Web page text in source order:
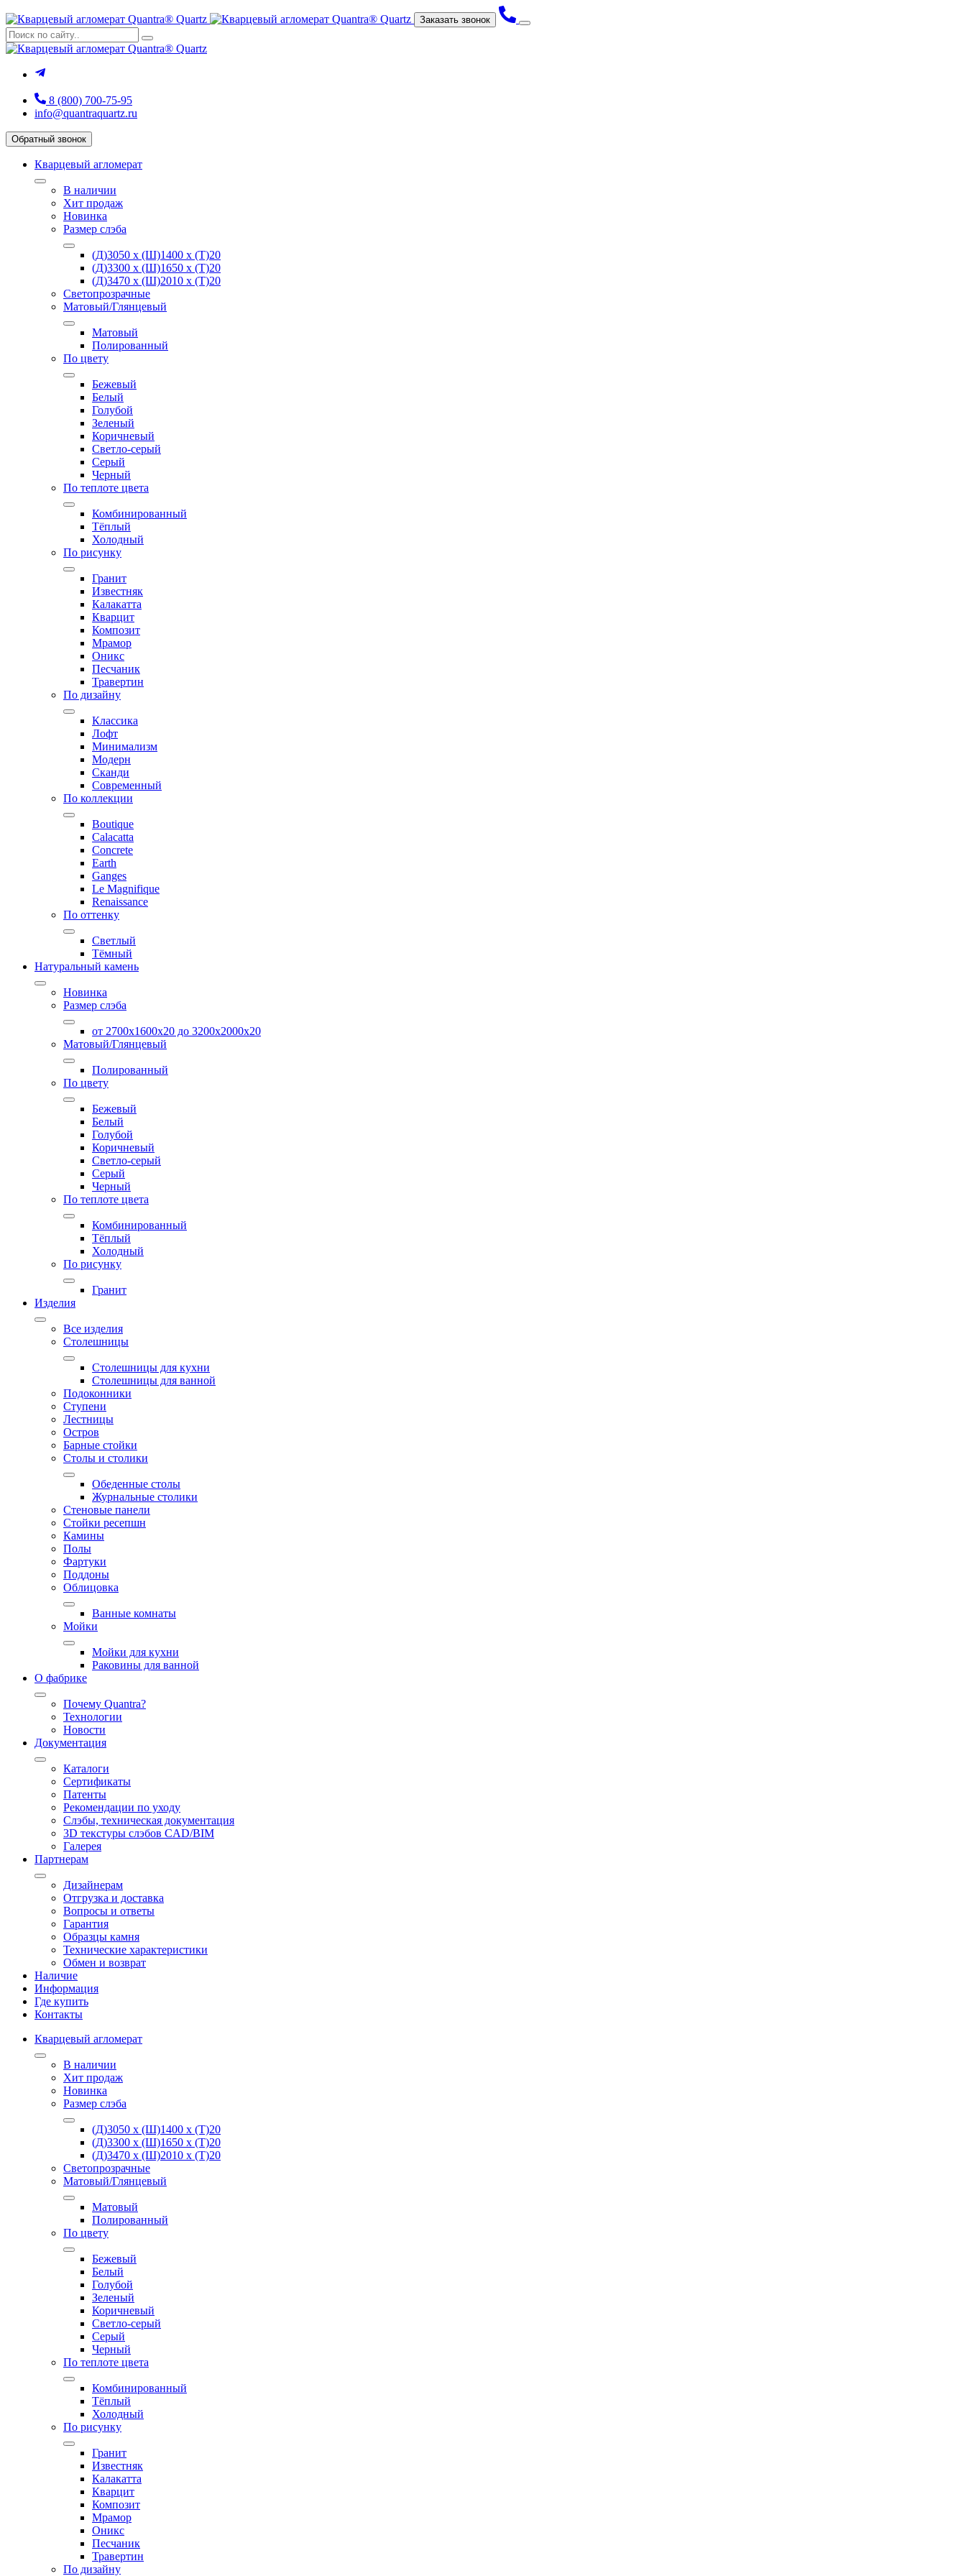
Заказать звонок
8 (800) 700-75-95
info@quantraquartz.ru
Обратный звонок
Кварцевый агломерат
В наличии
Хит продаж
Новинка
Размер слэба
(Д)3050 х (Ш)1400 х (Т)20
(Д)3300 х (Ш)1650 х (Т)20
(Д)3470 х (Ш)2010 х (Т)20
Светопрозрачные
Матовый/Глянцевый
Матовый
Полированный
По цвету
Бежевый
Белый
Голубой
Зеленый
Коричневый
Светло-серый
Серый
Черный
По теплоте цвета
Комбинированный
Тёплый
Холодный
По рисунку
Гранит
Известняк
Калакатта
Кварцит
Композит
Мрамор
Оникс
Песчаник
Травертин
По дизайну
Классика
Лофт
Минимализм
Модерн
Сканди
Современный
По коллекции
Boutique
Calacatta
Concrete
Earth
Ganges
Le Magnifique
Renaissance
По оттенку
Светлый
Тёмный
Натуральный камень
Новинка
Размер слэба
от 2700х1600х20 до 3200x2000х20
Матовый/Глянцевый
Полированный
По цвету
Бежевый
Белый
Голубой
Коричневый
Светло-серый
Серый
Черный
По теплоте цвета
Комбинированный
Тёплый
Холодный
По рисунку
Гранит
Изделия
Все изделия
Столешницы
Столешницы для кухни
Столешницы для ванной
Подоконники
Ступени
Лестницы
Остров
Барные стойки
Столы и столики
Обеденные столы
Журнальные столики
Стеновые панели
Стойки ресепшн
Камины
Полы
Фартуки
Поддоны
Облицовка
Ванные комнаты
Мойки
Мойки для кухни
Раковины для ванной
О фабрике
Почему Quantra?
Технологии
Новости
Документация
Каталоги
Сертификаты
Патенты
Рекомендации по уходу
Слэбы, техническая документация
3D текстуры слэбов CAD/BIM
Галерея
Партнерам
Дизайнерам
Отгрузка и доставка
Вопросы и ответы
Гарантия
Образцы камня
Технические характеристики
Обмен и возврат
Наличие
Информация
Где купить
Контакты
Кварцевый агломерат
В наличии
Хит продаж
Новинка
Размер слэба
(Д)3050 х (Ш)1400 х (Т)20
(Д)3300 х (Ш)1650 х (Т)20
(Д)3470 х (Ш)2010 х (Т)20
Светопрозрачные
Матовый/Глянцевый
Матовый
Полированный
По цвету
Бежевый
Белый
Голубой
Зеленый
Коричневый
Светло-серый
Серый
Черный
По теплоте цвета
Комбинированный
Тёплый
Холодный
По рисунку
Гранит
Известняк
Калакатта
Кварцит
Композит
Мрамор
Оникс
Песчаник
Травертин
По дизайну